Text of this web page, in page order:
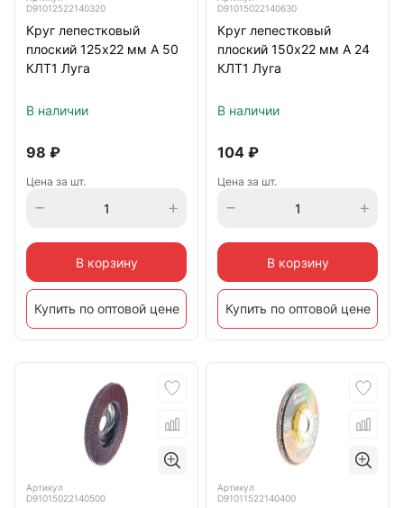
D91012522140320
Круг лепестковый
плоский 125х22 мм A 50
КЛТ1 Луга
В наличии
98 ₽
Цена за шт.
В корзину
Купить по оптовой цене
D91015022140630
Круг лепестковый
плоский 150х22 мм A 24
КЛТ1 Луга
В наличии
104 ₽
Цена за шт.
В корзину
Купить по оптовой цене
Артикул
D91015022140500
Артикул
D91011522140400